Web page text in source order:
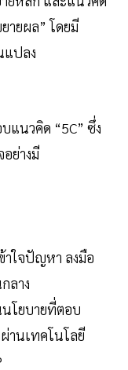
ายผล” โดยมี
แปลง
แนวคิด “5C” ซึ่ง
ย่างมี
าใจปัญหา ลงมือ
ลาง
โยบายที่ตอบ
านเทคโนโลยี